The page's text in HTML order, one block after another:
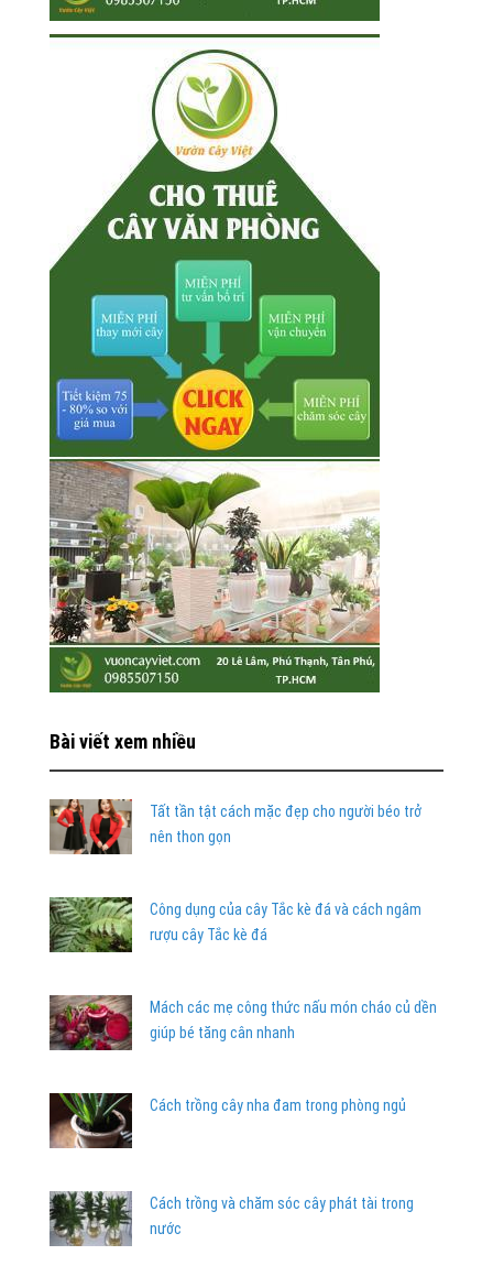
Bài viết xem nhiều
Tất tần tật cách mặc đẹp cho người béo trở
nên thon gọn
Công dụng của cây Tắc kè đá và cách ngâm
rượu cây Tắc kè đá
Mách các mẹ công thức nấu món cháo củ dền
giúp bé tăng cân nhanh
Cách trồng cây nha đam trong phòng ngủ
Cách trồng và chăm sóc cây phát tài trong
nước